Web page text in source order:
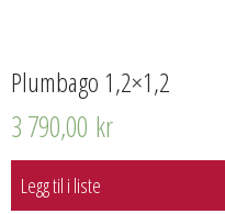
Plumbago 1,2×1,2
3 790,00 kr
Legg til i liste